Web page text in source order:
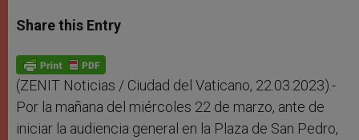
t
s
p
p
s
e
g
e
r
e
b
o
k
Share this Entry
(ZENIT Noticias / Ciudad del Vaticano, 22.03.2023).-
Por la mañana del miércoles 22 de marzo, ante de
iniciar la audiencia general en la Plaza de San Pedro,